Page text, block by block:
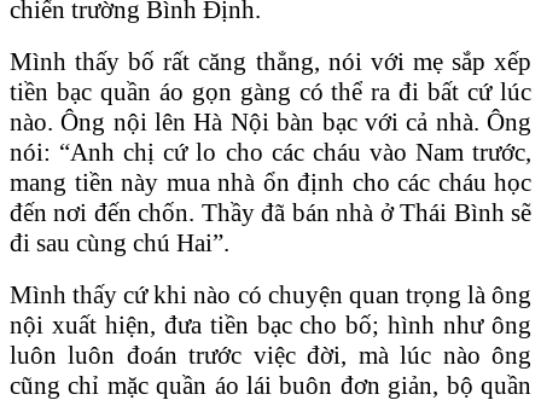
chiến trường Bình Định.
Mình thấy bố rất căng thẳng, nói với mẹ sắp xếp
tiền bạc quần áo gọn gàng có thể ra đi bất cứ lúc
nào. Ông nội lên Hà Nội bàn bạc với cả nhà. Ông
nói: “Anh chị cứ lo cho các cháu vào Nam trước,
mang tiền này mua nhà ổn định cho các cháu học
đến nơi đến chốn. Thầy đã bán nhà ở Thái Bình sẽ
đi sau cùng chú Hai”.
Mình thấy cứ khi nào có chuyện quan trọng là ông
nội xuất hiện, đưa tiền bạc cho bố; hình như ông
luôn luôn đoán trước việc đời, mà lúc nào ông
cũng chỉ mặc quần áo lái buôn đơn giản, bộ quần